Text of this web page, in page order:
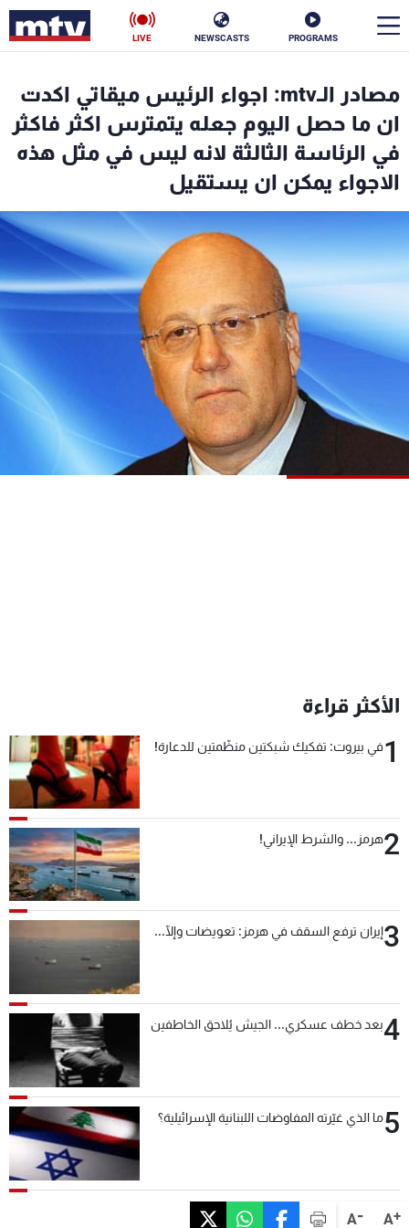
PROGRAMS
NEWSCASTS
LIVE
A+
A-
مصادر الـmtv: اجواء الرئيس ميقاتي اكدت
ان ما حصل اليوم جعله يتمترس اكثر فاكثر
في الرئاسة الثالثة لانه ليس في مثل هذه
الاجواء يمكن ان يستقيل
الأكثر قراءة
1في بيروت: تفكيك شبكتين منظّمتين للدعارة!
2هرمز... والشرط الإيراني!
3إيران ترفع السقف في هرمز: تعويضات وإلّا...
4بعد خطف عسكري... الجيش يُلاحق الخاطفين
5ما الذي غيّرته المفاوضات اللبنانية الإسرائيلية؟
الأخبار
سياسة ناس
إقتصاد فن
منوعات رياضة
كأس العالم
جدول البرامج
شاهد البرامج